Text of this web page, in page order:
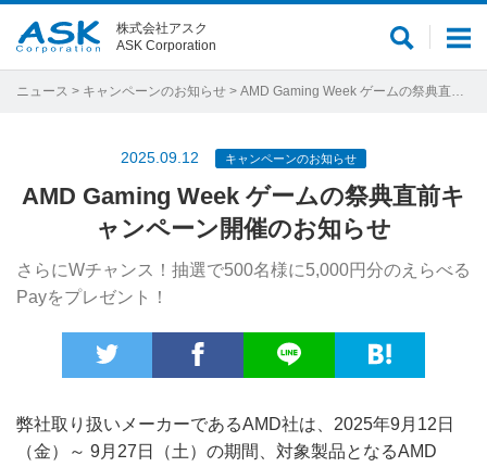
メ
ュ
サ
ト
株式会社アスク
ASK Corporation
ニュース > キャンペーンのお知らせ > AMD Gaming Week ゲームの祭典直前キャンペーン開催のお知らせ
2025.09.12 キャンペーンのお知らせ
AMD Gaming Week ゲームの祭典直前キ
ャンペーン開催のお知らせ
さらにWチャンス！抽選で500名様に5,000円分のえらべる
Payをプレゼント！
弊社取り扱いメーカーであるAMD社は、2025年9月12日
（金）～ 9月27日（土）の期間、対象製品となるAMD